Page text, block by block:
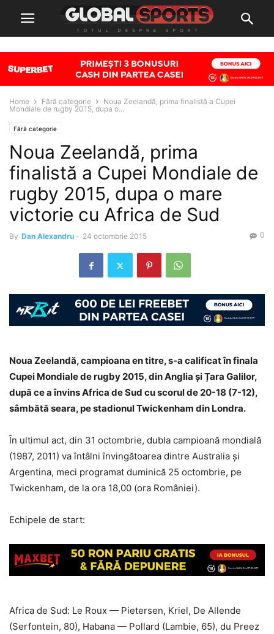
Home Fără categorie
Noua Zeelandă, prima finalistă a Cupei
Mondiale de rugby 2015, dupa o...
Fără categorie
Noua Zeelandă, prima
finalistă a Cupei Mondiale de
rugby 2015, dupa o mare
victorie cu Africa de Sud
By Dan Alexandru - 24 octombrie 2015 0
Noua Zeelandă, campioana en titre, s-a calificat în finala
Cupei Mondiale de rugby 2015, din Anglia și Țara Galilor,
după ce a învins Africa de Sud cu scorul de 20-18 (7-12),
sâmbătă seara, pe stadionul Twickenham din Londra.
În ultimul act, din 31 octombrie, dubla campioană mondială
(1987, 2011) va întâlni învingătoarea dintre Australia și
Argentina, meci programat duminică 25 octombrie, pe
Twickenham, de la ora 18,00 (ora României).
Echipele de start:
Africa de Sud: Le Roux — Pietersen, Kriel, De Allende
(Serfontein, 80), Habana — Pollard (Lambie, 65), du Preez